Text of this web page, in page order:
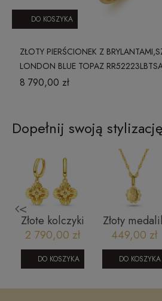
ZŁOTY PIERŚCIONEK Z
LONDON BLUE TOPAZ
8 790,00 zł
DO KOSZYKA
Dopełnij swoją stylizację
<
Złote kolczyki
585
marokańska
koniczyna C
2 790,00 zł
DO KOSZYKA
Złoty
Matka Boska
diamentowana
V2 585
449,00 zł
DO KOSZYKA